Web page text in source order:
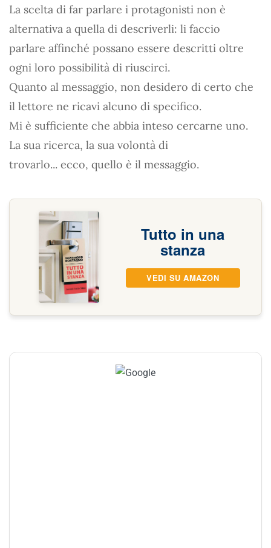
La scelta di far parlare i protagonisti non è
alternativa a quella di descriverli: li faccio
parlare affinché possano essere descritti oltre
ogni loro possibilità di riuscirci.
Quanto al messaggio, non desidero di certo che
il lettore ne ricavi alcuno di specifico.
Mi è sufficiente che abbia inteso cercarne uno.
La sua ricerca, la sua volontà di
trovarlo... ecco, quello è il messaggio.
Tutto in una
stanza
VEDI SU AMAZON